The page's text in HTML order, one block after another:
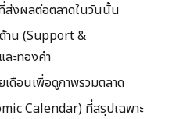
ส่งผลต่อตลาดในวันนั้น
ต้าน (Support &
ะทองคำ
เดือนเพื่อดูภาพรวมตลาด
Calendar) ที่สรุปเฉพาะ